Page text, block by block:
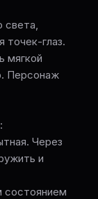
света,
точек-глаз.
мягкой
Персонаж
Через
и